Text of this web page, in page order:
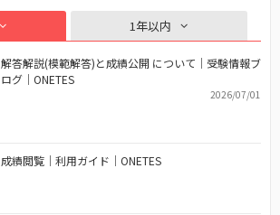
1年以内
解答解説(模範解答)と成績公開 について｜受験情報ブ
ログ｜ONETES
2026/07/01
成績閲覧｜利用ガイド｜ONETES